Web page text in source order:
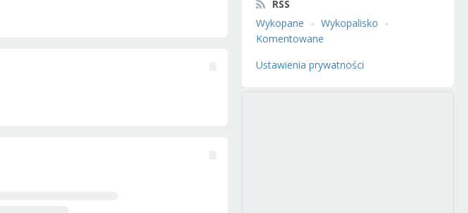
RSS
Wykopane
Wykopalisko
Komentowane
Ustawienia prywatności